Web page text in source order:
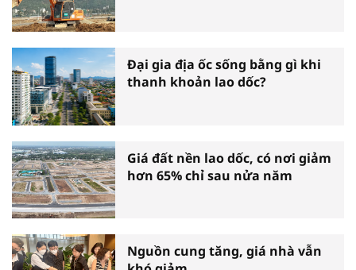
Đại gia địa ốc sống bằng gì khi
thanh khoản lao dốc?
Giá đất nền lao dốc, có nơi giảm
hơn 65% chỉ sau nửa năm
Nguồn cung tăng, giá nhà vẫn